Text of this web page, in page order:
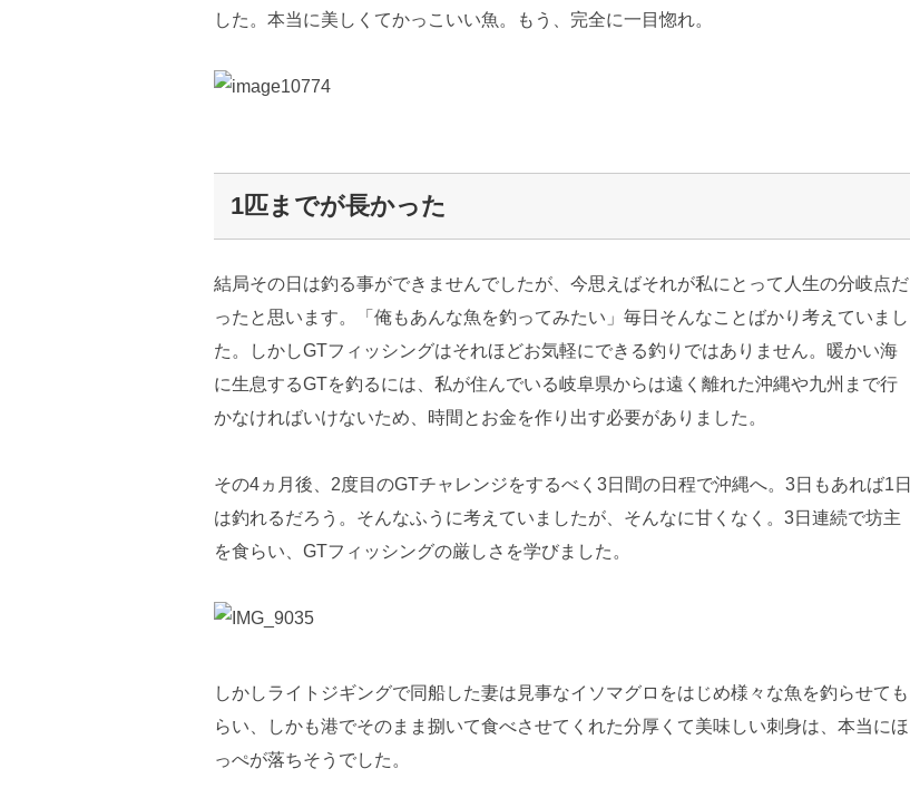
した。本当に美しくてかっこいい魚。もう、完全に一目惚れ。
1匹までが長かった
結局その日は釣る事ができませんでしたが、今思えばそれが私にとって人生の分岐点だ
ったと思います。「俺もあんな魚を釣ってみたい」毎日そんなことばかり考えていまし
た。しかしGTフィッシングはそれほどお気軽にできる釣りではありません。暖かい海
に生息するGTを釣るには、私が住んでいる岐阜県からは遠く離れた沖縄や九州まで行
かなければいけないため、時間とお金を作り出す必要がありました。
その4ヵ月後、2度目のGTチャレンジをするべく3日間の日程で沖縄へ。3日もあれば1日
は釣れるだろう。そんなふうに考えていましたが、そんなに甘くなく。3日連続で坊主
を食らい、GTフィッシングの厳しさを学びました。
しかしライトジギングで同船した妻は見事なイソマグロをはじめ様々な魚を釣らせても
らい、しかも港でそのまま捌いて食べさせてくれた分厚くて美味しい刺身は、本当にほ
っぺが落ちそうでした。